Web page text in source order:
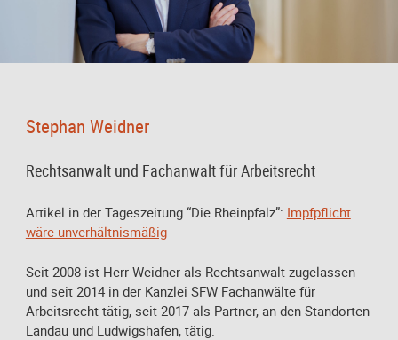
Stephan Weidner
Rechtsanwalt und Fachanwalt für Arbeitsrecht
Artikel in der Tageszeitung “Die Rheinpfalz”: Impfpflicht
wäre unverhältnismäßig
Seit 2008 ist Herr Weidner als Rechtsanwalt zugelassen
und seit 2014 in der Kanzlei SFW Fachanwälte für
Arbeitsrecht tätig, seit 2017 als Partner, an den Standorten
Landau und Ludwigshafen, tätig.